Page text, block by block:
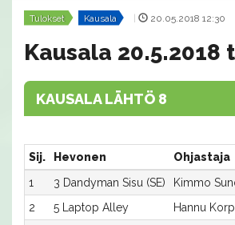
Tulokset Kausala 20.05.2018 12:30
Kausala 20.5.2018
KAUSALA LÄHTÖ 8
Sij. Hevonen Ohjastaja
1
3 Dandyman Sisu (SE) Kimmo
2
5 Laptop Alley Hannu